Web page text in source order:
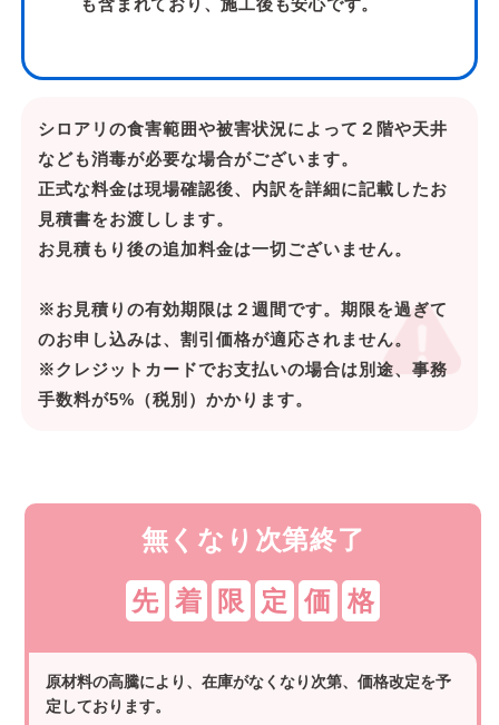
シロアリの食害範囲や被害状況によって２階や天井
なども消毒が必要な場合がございます。
正式な料金は現場確認後、内訳を詳細に記載したお
見積書をお渡しします。
お見積もり後の追加料金は一切ございません。
※お見積りの有効期限は２週間です。期限を過ぎて
のお申し込みは、割引価格が適応されません。
※クレジットカードでお支払いの場合は別途、事務
手数料が5%（税別）かかります。
無くなり次第終了
先 着 限 定 価 格
原材料の高騰により、在庫がなくなり次第、価格改定を予
定しております。